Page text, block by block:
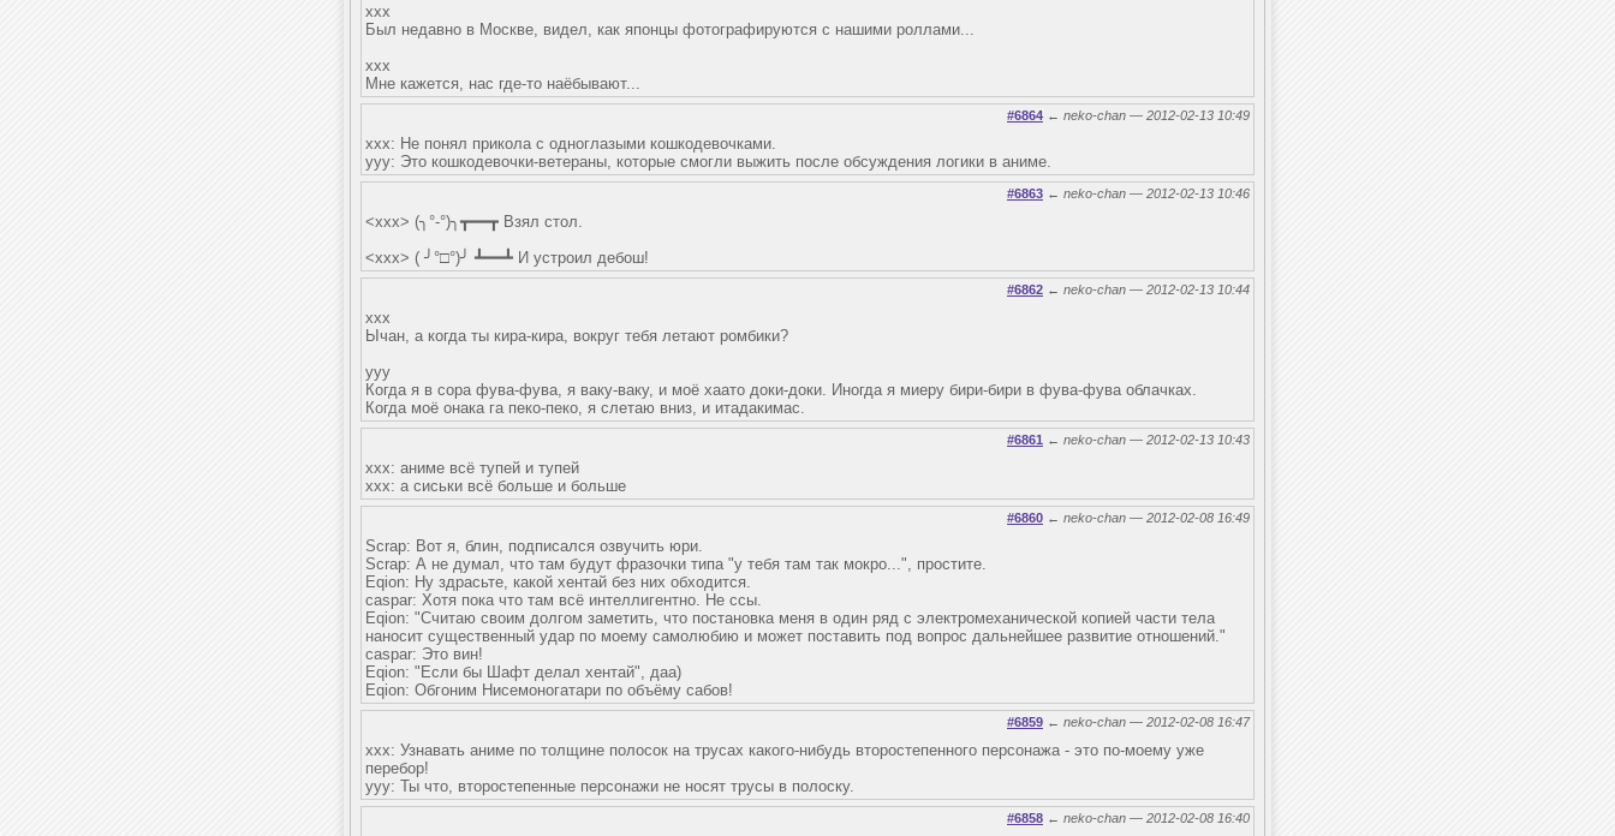
xxx
Был недавно в Москве, видел, как японцы фотографируются с нашими роллами...
xxx
Мне кажется, нас где-то наёбывают...
#6864 ← neko-chan — 2012-02-13 10:49
ххх: Не понял прикола с одноглазыми кошкодевочками.
ууу: Это кошкодевочки-ветераны, которые смогли выжить после обсуждения логики в аниме.
#6863 ← neko-chan — 2012-02-13 10:46
<xxx> (╮°-°)╮┳━━┳ Взял стол.
<xxx> ( ╯°□°)╯ ┻━━┻ И устроил дебош!
#6862 ← neko-chan — 2012-02-13 10:44
xxx
Ычан, а когда ты кира-кира, вокруг тебя летают ромбики?
yyy
Когда я в сора фува-фува, я ваку-ваку, и моё хаато доки-доки. Иногда я миеру бири-бири в фува-фува облачках.
Когда моё онака га пеко-пеко, я слетаю вниз, и итадакимас.
#6861 ← neko-chan — 2012-02-13 10:43
xxx: аниме всё тупей и тупей
xxx: а сиськи всё больше и больше
#6860 ← neko-chan — 2012-02-08 16:49
Scrap: Вот я, блин, подписался озвучить юри.
Scrap: А не думал, что там будут фразочки типа "у тебя там так мокро...", простите.
Eqion: Ну здрасьте, какой хентай без них обходится.
caspar: Хотя пока что там всё интеллигентно. Не ссы.
Eqion: "Считаю своим долгом заметить, что постановка меня в один ряд с электромеханической копией части тела
наносит существенный удар по моему самолюбию и может поставить под вопрос дальнейшее развитие отношений."
caspar: Это вин!
Eqion: "Если бы Шафт делал хентай", даа)
Eqion: Обгоним Нисемоногатари по объёму сабов!
#6859 ← neko-chan — 2012-02-08 16:47
ххх: Узнавать аниме по толщине полосок на трусах какого-нибудь второстепенного персонажа - это по-моему уже
перебор!
yyy: Ты что, второстепенные персонажи не носят трусы в полоску.
#6858 ← neko-chan — 2012-02-08 16:40